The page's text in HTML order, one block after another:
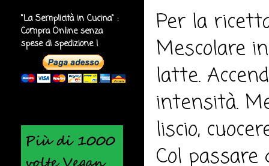
Per la
Mescolare
latte.
intensità.
liscio,
Col
"La Semplicità in Cucina" :
Compra Online senza
spese di spedizione !